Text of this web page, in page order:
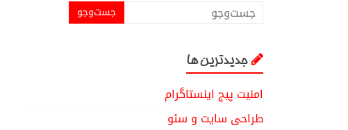
جدیدترین ها
امنیت پیج اینستاگرام
طراحی سایت و سئو